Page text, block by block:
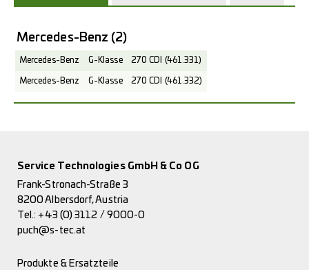
Mercedes-Benz (2)
Mercedes-Benz G-Klasse 270 CDI (461.331)
Mercedes-Benz G-Klasse 270 CDI (461.332)
Service Technologies GmbH & Co OG
Frank-Stronach-Straße 3
8200 Albersdorf, Austria
Tel.: +43 (0) 3112 / 9000-0
puch@s-tec.at
Produkte & Ersatzteile